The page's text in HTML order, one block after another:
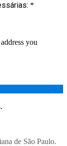
*
you
de São Paulo.